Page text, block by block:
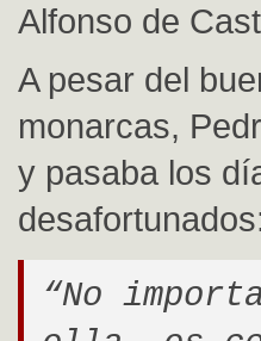
Alfonso de
A pesar del
monarcas,
y pasaba los
“No